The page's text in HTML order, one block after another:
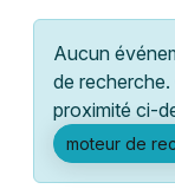
Grands
Activité &
Lille
Lyon
Marseille
Aucun
de
proximité ci-
moteur de
Quand ?